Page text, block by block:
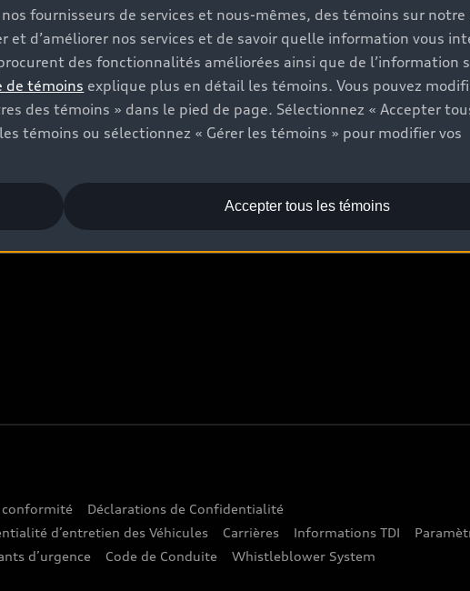
la batterie
Déclarations de Confidentialité
d’entretien des Véhicules Carrières Informations TDI
d’urgence Code de Conduite Whistleblower System
fournisseurs de services et nous-mêmes, des témoins sur notre
et d’améliorer nos services et de savoir quelle information vous
des fonctionnalités améliorées ainsi que de l’information
de témoins explique plus en détail les témoins. Vous pouvez
des témoins » dans le pied de page. Sélectionnez « Accepter
témoins ou sélectionnez « Gérer les témoins » pour modifier vos
Accepter tous les témoins